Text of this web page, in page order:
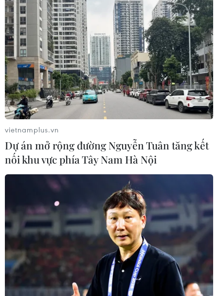
TIN CÙNG CHUYÊN MỤC
Iran và Oman thống nhất mở lại eo
biển Hormuz trong 60 ngày
06/08/2026 12:25
Israel thử nghiệm tên lửa Arrow giữa
lúc căng thẳng khu vực leo thang
vietnamplus.vn
Dự án mở rộng đường Nguyễn Tuân tăng kết
nối khu vực phía Tây Nam Hà Nội